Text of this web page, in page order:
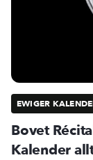
EWIGER
Bovet
Kalender